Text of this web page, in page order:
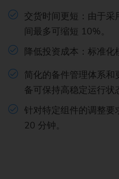
交货时间更短：由于采
间最多可缩短 10%。
降低投资成本：标准化
简化的备件管理体系
备可保持高稳定运行状
针对特定组件的调整要
20 分钟。